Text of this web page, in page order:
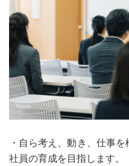
・自ら考え、動き、仕事
社員の育成を目指します。